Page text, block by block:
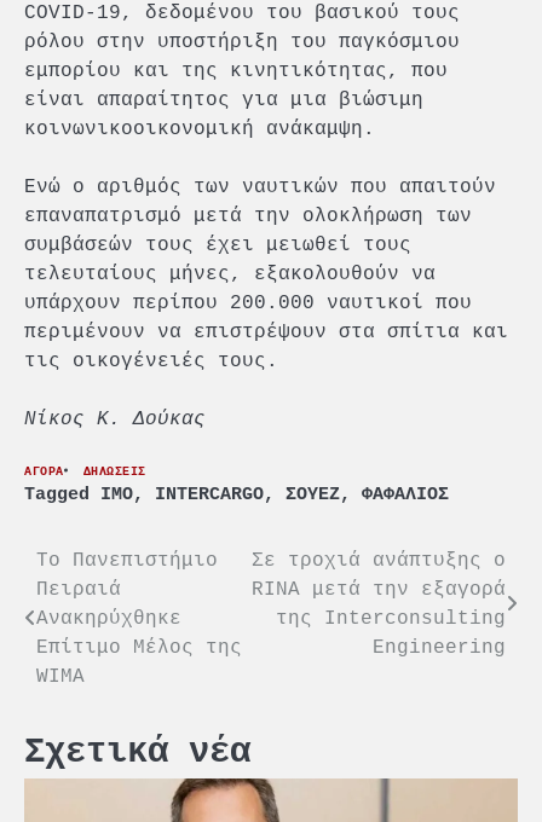
COVID-19, δεδομένου του βασικού τους
ρόλου στην υποστήριξη του παγκόσμιου
εμπορίου και της κινητικότητας, που
είναι απαραίτητος για μια βιώσιμη
κοινωνικοοικονομική ανάκαμψη.
Ενώ ο αριθμός των ναυτικών που απαιτούν
επαναπατρισμό μετά την ολοκλήρωση των
συμβάσεών τους έχει μειωθεί τους
τελευταίους μήνες, εξακολουθούν να
υπάρχουν περίπου 200.000 ναυτικοί που
περιμένουν να επιστρέψουν στα σπίτια και
τις οικογένειές τους.
Νίκος Κ. Δούκας
ΑΓΟΡΑ ΔΗΛΩΣΕΙΣ
Tagged IMO, INTERCARGO, ΣΟΥΕΖ, ΦΑΦΑΛΙΟΣ
Πλοήγηση
άρθρων
Το Πανεπιστήμιο
Πειραιά
Ανακηρύχθηκε
Επίτιμο Μέλος της
WIMA
Σε τροχιά ανάπτυξης ο
RINA μετά την εξαγορά
της Interconsulting
Engineering
Σχετικά νέα